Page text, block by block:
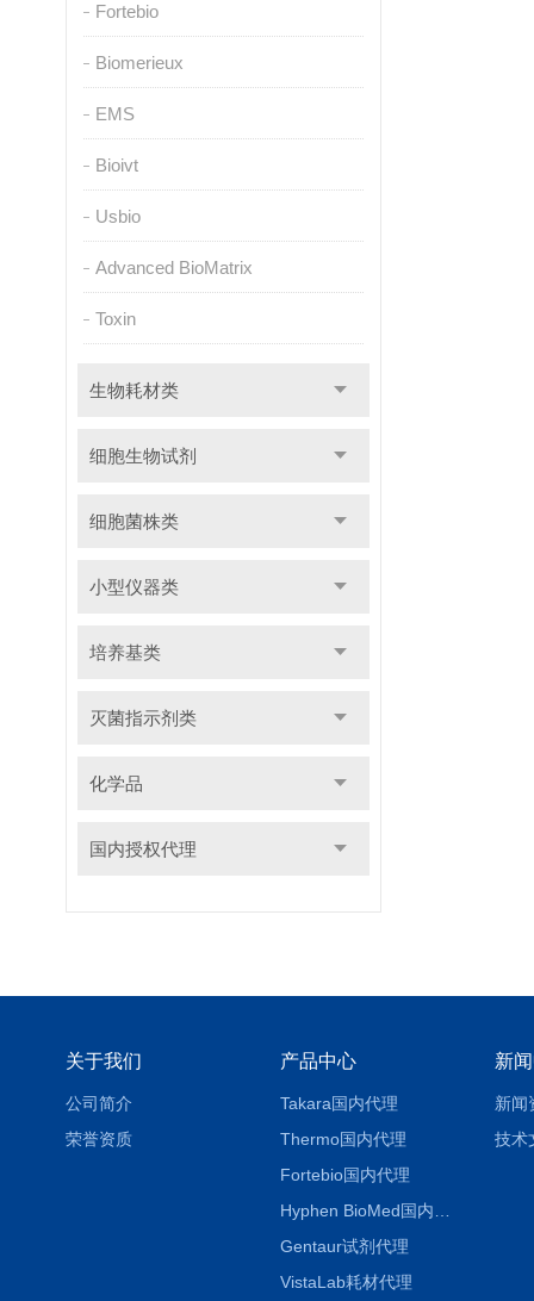
Fortebio
Biomerieux
EMS
Bioivt
Usbio
Advanced BioMatrix
Toxin
生物耗材类
细胞生物试剂
细胞菌株类
小型仪器类
培养基类
灭菌指示剂类
化学品
国内授权代理
关于我们
公司简介
荣誉资质
产品中心
Takara国内代理
Thermo国内代理
Fortebio国内代理
Gentaur试剂代理
VistaLab耗材代理
新
新闻
技术